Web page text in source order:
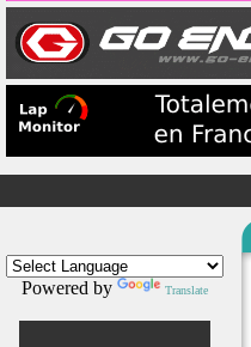
Powered by Translate